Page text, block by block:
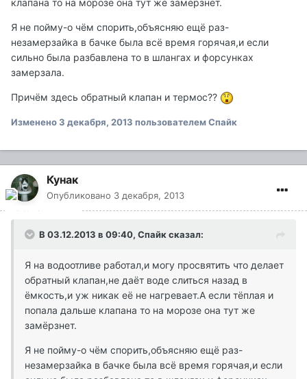
Я не пойму-о чём спорить,объясняю ещё раз-
незамерзайка в бачке была всё время горячая,и если
сильно была разбавлена то в шлангах и форсунках
замерзала.
Причём здесь обратный клапан и термос??
Изменено3 декабря, 2013 пользователем Спайк
Кунак
Опубликовано 3 декабря, 2013
В 03.12.2013 в 09:40, Спайк сказал:
Я на водоотливе работал,и могу просвятить что делает
обратный клапан,не даёт воде слиться назад в
ёмкость,и уж никак её не нагревает.А если тёплая и
попала дальше клапана то на морозе она тут же
замёрзнет.
Я не пойму-о чём спорить,объясняю ещё раз-
незамерзайка в бачке была всё время горячая,и если